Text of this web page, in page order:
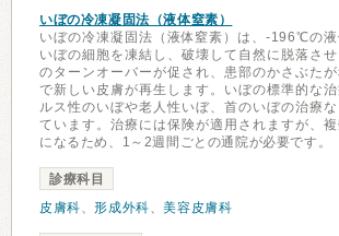
いぼの冷凍凝固法（液体窒素）
いぼの冷凍凝固法（液体窒素）は、-196℃の液
いぼの細胞を凍結し、破壊して自然に脱落さ
のターンオーバーが促され、患部のかさぶたが
で新しい皮膚が再生します。いぼの標準的な
ルス性のいぼや老人性いぼ、首のいぼの治療
ています。治療には保険が適用されますが、
になるため、1～2週間ごとの通院が必要です。
診療科目
皮膚科、形成外科、美容皮膚科